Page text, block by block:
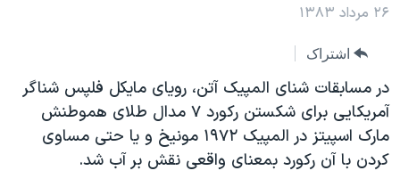
به
صفحه
جهش
به
جستجو
آمریکا
جهان
ورزشی
گزیده‌ها
ویژه برنامه‌ها
جدول برنامه ها
صفحه‌های ویژه
جام جهانی ۲۰۲۶
عملیات خشم حماسی
۲۵۰سالگی آمریکا
فرکانس‌های صدای آمریکا
پخش رادیویی
یادگیری زبان انگلیسی
۲۶ مرداد ۱۳۸۳
اشتراک
در مسابقات شنای المپيک آتن، رويای مايکل فلپس شناگر
آمريکايی برای شکستن رکورد ۷ مدال طلای هموطنش
مارک اسپيتز در المپيک ۱۹۷۲ مونيخ و يا حتی مساوی
کردن با آن رکورد بمعنای واقعی نقش بر آب شد.